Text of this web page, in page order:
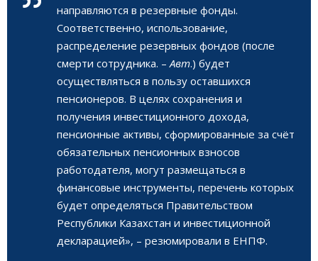
направляются в резервные фонды.
Соответственно, использование,
распределение резервных фондов (после
смерти сотрудника. – Авт.) будет
осуществляться в пользу оставшихся
пенсионеров. В целях сохранения и
получения инвестиционного дохода,
пенсионные активы, сформированные за счёт
обязательных пенсионных взносов
работодателя, могут размещаться в
финансовые инструменты, перечень которых
будет определяться Правительством
Республики Казахстан и инвестиционной
декларацией», – резюмировали в ЕНПФ.